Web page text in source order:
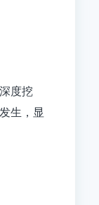
度挖
生，显